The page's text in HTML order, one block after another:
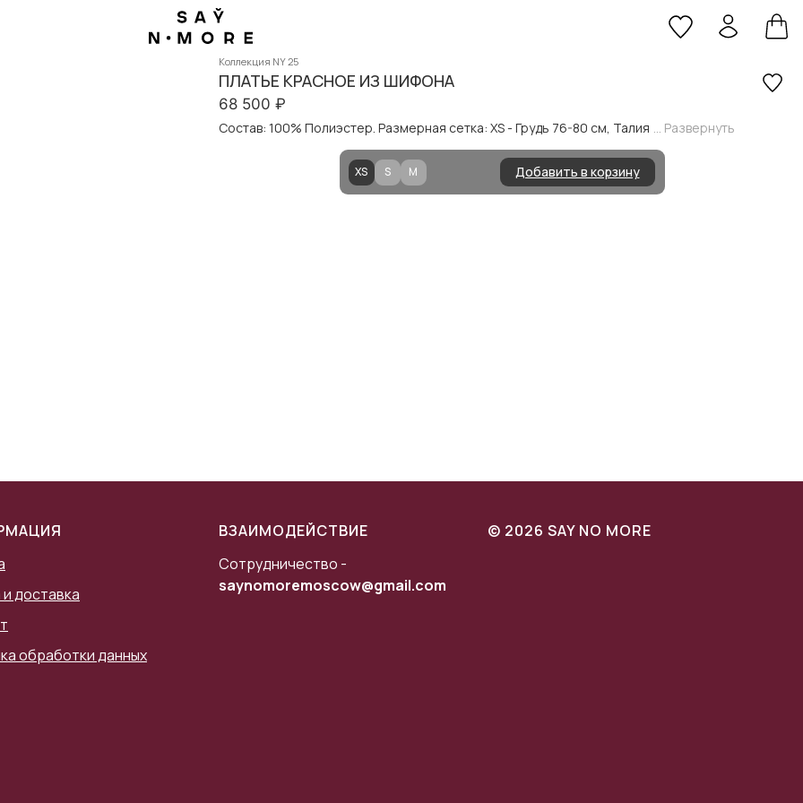
Коллекция NY 25
ПЛАТЬЕ КРАСНОЕ ИЗ ШИФОНА
68 500 ₽
Состав: 100% Полиэстер. Размерная сетка: XS - Грудь 76-80 см, Талия ... Развернуть
XS S M Добавить в корзину
доставка
обработки данных
ВЗАИМОДЕЙСТВИЕ
Сотрудничество -
saynomoremoscow@gmail.com
© 2026 SAY NO MORE